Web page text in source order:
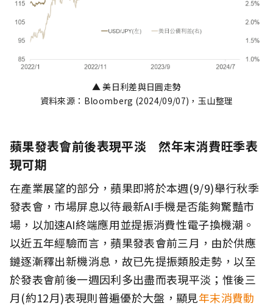
▲ 美日利差與日圓走勢
資料來源：Bloomberg (2024/09/07)，玉山整理
蘋果發表會前後表現平淡 然年末消費旺季表
現可期
在產業展望的部分，蘋果即將於本週(9/9)舉行秋季
發表會，市場屏息以待最新AI手機是否能夠驚豔市
場，以加速AI終端應用並提振消費性電子換機潮。
以近五年經驗而言，蘋果發表會前三月，由於供應
鏈逐漸釋出新機消息，故已先提振類股走勢，以至
於發表會前後一週因利多出盡而表現平淡；惟後三
月(約12月)表現則普遍優於大盤，顯見年末消費動